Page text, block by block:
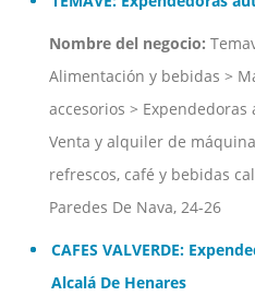
Nombre del negocio:
Alimentación y bebidas >
accesorios > Expendedoras
Venta y alquiler de
refrescos, café y bebidas
Paredes De Nava, 24-26
CAFES VALVERDE:
Alcalá De Henares